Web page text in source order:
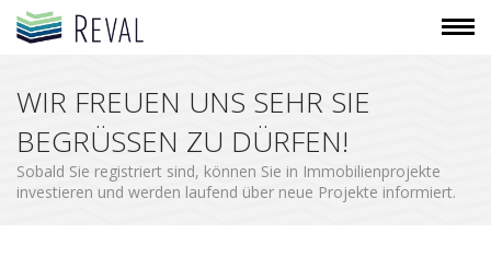
PROJEKTE
BLOG
TEAM
WIR FREUEN UNS SEHR SIE
BEGRÜSSEN ZU DÜRFEN!
Sobald Sie registriert sind, können Sie in Immobilienprojekte
investieren und werden laufend über neue Projekte informiert.